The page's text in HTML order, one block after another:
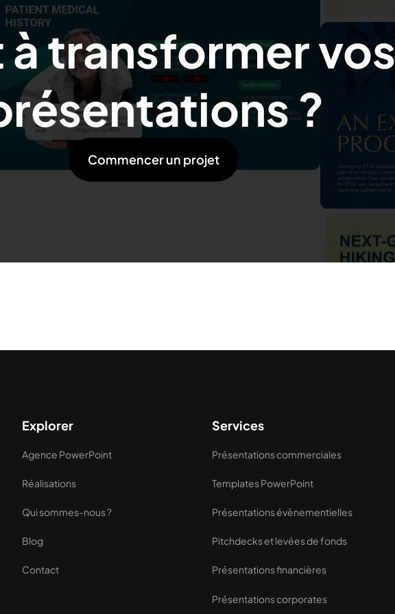
à transformer vos
?
Commencer un projet
Explorer
Agence PowerPoint
Réalisations
Qui sommes-nous ?
Blog
Contact
Services
Présentations commerciales
Templates PowerPoint
Présentations évènementielles
Pitchdecks et levées de fonds
Présentations financières
Présentations corporates